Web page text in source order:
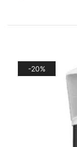
-20%